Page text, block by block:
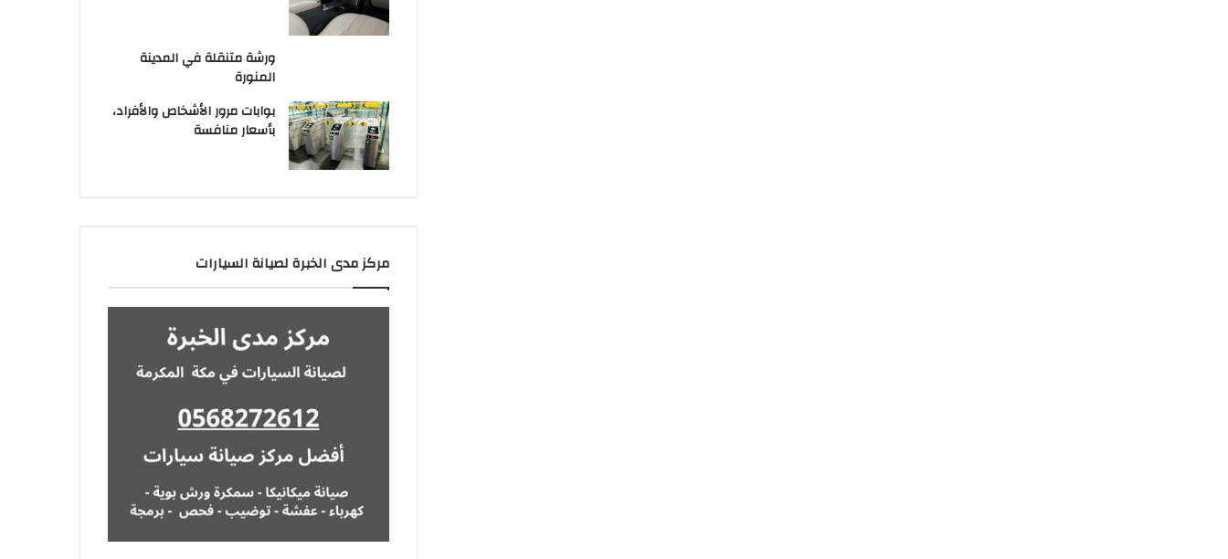
ورشة متنقلة في المدينة
المنورة
بوابات مرور الأشخاص والأفراد،
بأسعار منافسة
مركز مدى الخبرة لصيانة السيارات